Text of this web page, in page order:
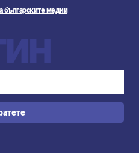
българските медии